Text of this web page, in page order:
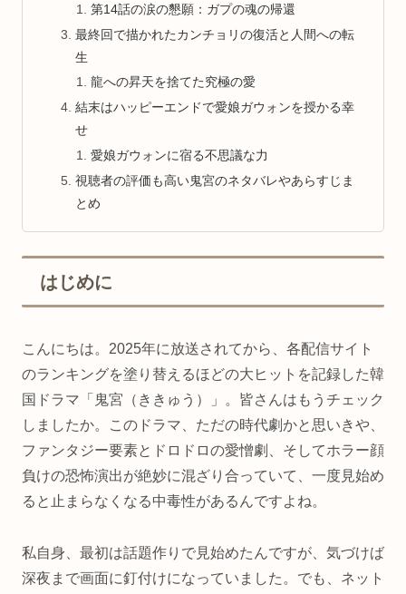
第14話の涙の懇願：ガプの魂の帰還
最終回で描かれたカンチョリの復活と人間への転
生
龍への昇天を捨てた究極の愛
結末はハッピーエンドで愛娘ガウォンを授かる幸
せ
愛娘ガウォンに宿る不思議な力
視聴者の評価も高い鬼宮のネタバレやあらすじま
とめ
はじめに
こんにちは。2025年に放送されてから、各配信サイト
のランキングを塗り替えるほどの大ヒットを記録した韓
国ドラマ「鬼宮（ききゅう）」。皆さんはもうチェック
しましたか。このドラマ、ただの時代劇かと思いきや、
ファンタジー要素とドロドロの愛憎劇、そしてホラー顔
負けの恐怖演出が絶妙に混ざり合っていて、一度見始め
ると止まらなくなる中毒性があるんですよね。
私自身、最初は話題作りで見始めたんですが、気づけば
深夜まで画面に釘付けになっていました。でも、ネット